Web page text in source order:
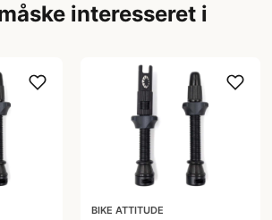
interesseret i
BIKE ATTITUDE